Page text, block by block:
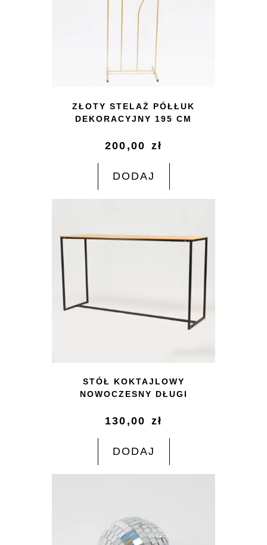
ZŁOTY STELAŻ PÓŁŁUK
DEKORACYJNY 195 CM
200,00 zł
DODAJ
STÓŁ KOKTAJLOWY
NOWOCZESNY DŁUGI
130,00 zł
DODAJ